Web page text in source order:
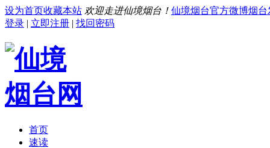
设为首页收藏本站 欢迎走进仙境烟台！ 仙境烟台官方微博烟台
登录 | 立即注册 | 找回密码
首页
速读